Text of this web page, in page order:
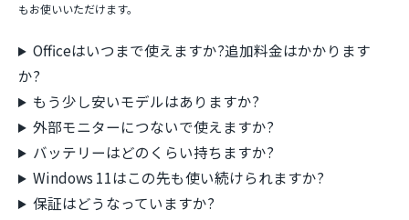
もお使いいただけます。
Officeはいつまで使えますか?追加料金はかかります
か?
もう少し安いモデルはありますか?
外部モニターにつないで使えますか?
バッテリーはどのくらい持ちますか?
Windows 11はこの先も使い続けられますか?
保証はどうなっていますか?